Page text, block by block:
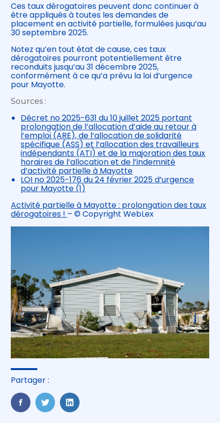
Ces taux dérogatoires peuvent donc continuer à
être appliqués à toutes les demandes de
placement en activité partielle, formulées jusqu’au
30 septembre 2025.
Notez qu’en tout état de cause, ces taux
dérogatoires pourront potentiellement être
reconduits jusqu’au 31 décembre 2025,
conformément à ce qu’a prévu la loi d’urgence
pour Mayotte.
Sources :
Décret no 2025-631 du 10 juillet 2025 portant
prolongation de l’allocation d’aide au retour à
l’emploi (ARE), de l’allocation de solidarité
spécifique (ASS) et l’allocation des travailleurs
indépendants (ATI) et de la majoration des taux
horaires de l’allocation et de l’indemnité
d’activité partielle à Mayotte
LOI no 2025-176 du 24 février 2025 d’urgence
pour Mayotte (1)
Activité partielle à Mayotte : prolongation des taux
dérogatoires ! – © Copyright WebLex
Partager :
FaceBook
TwitterLinkedIn